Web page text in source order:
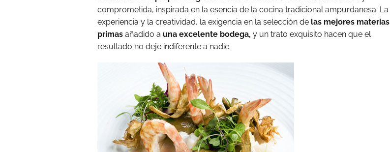
comprometida, inspirada en la esencia de la cocina tradicional ampurdanesa. La
experiencia y la creatividad, la exigencia en la selección de las mejores materias
primas añadido a una excelente bodega, y un trato exquisito hacen que el
resultado no deje indiferente a nadie.